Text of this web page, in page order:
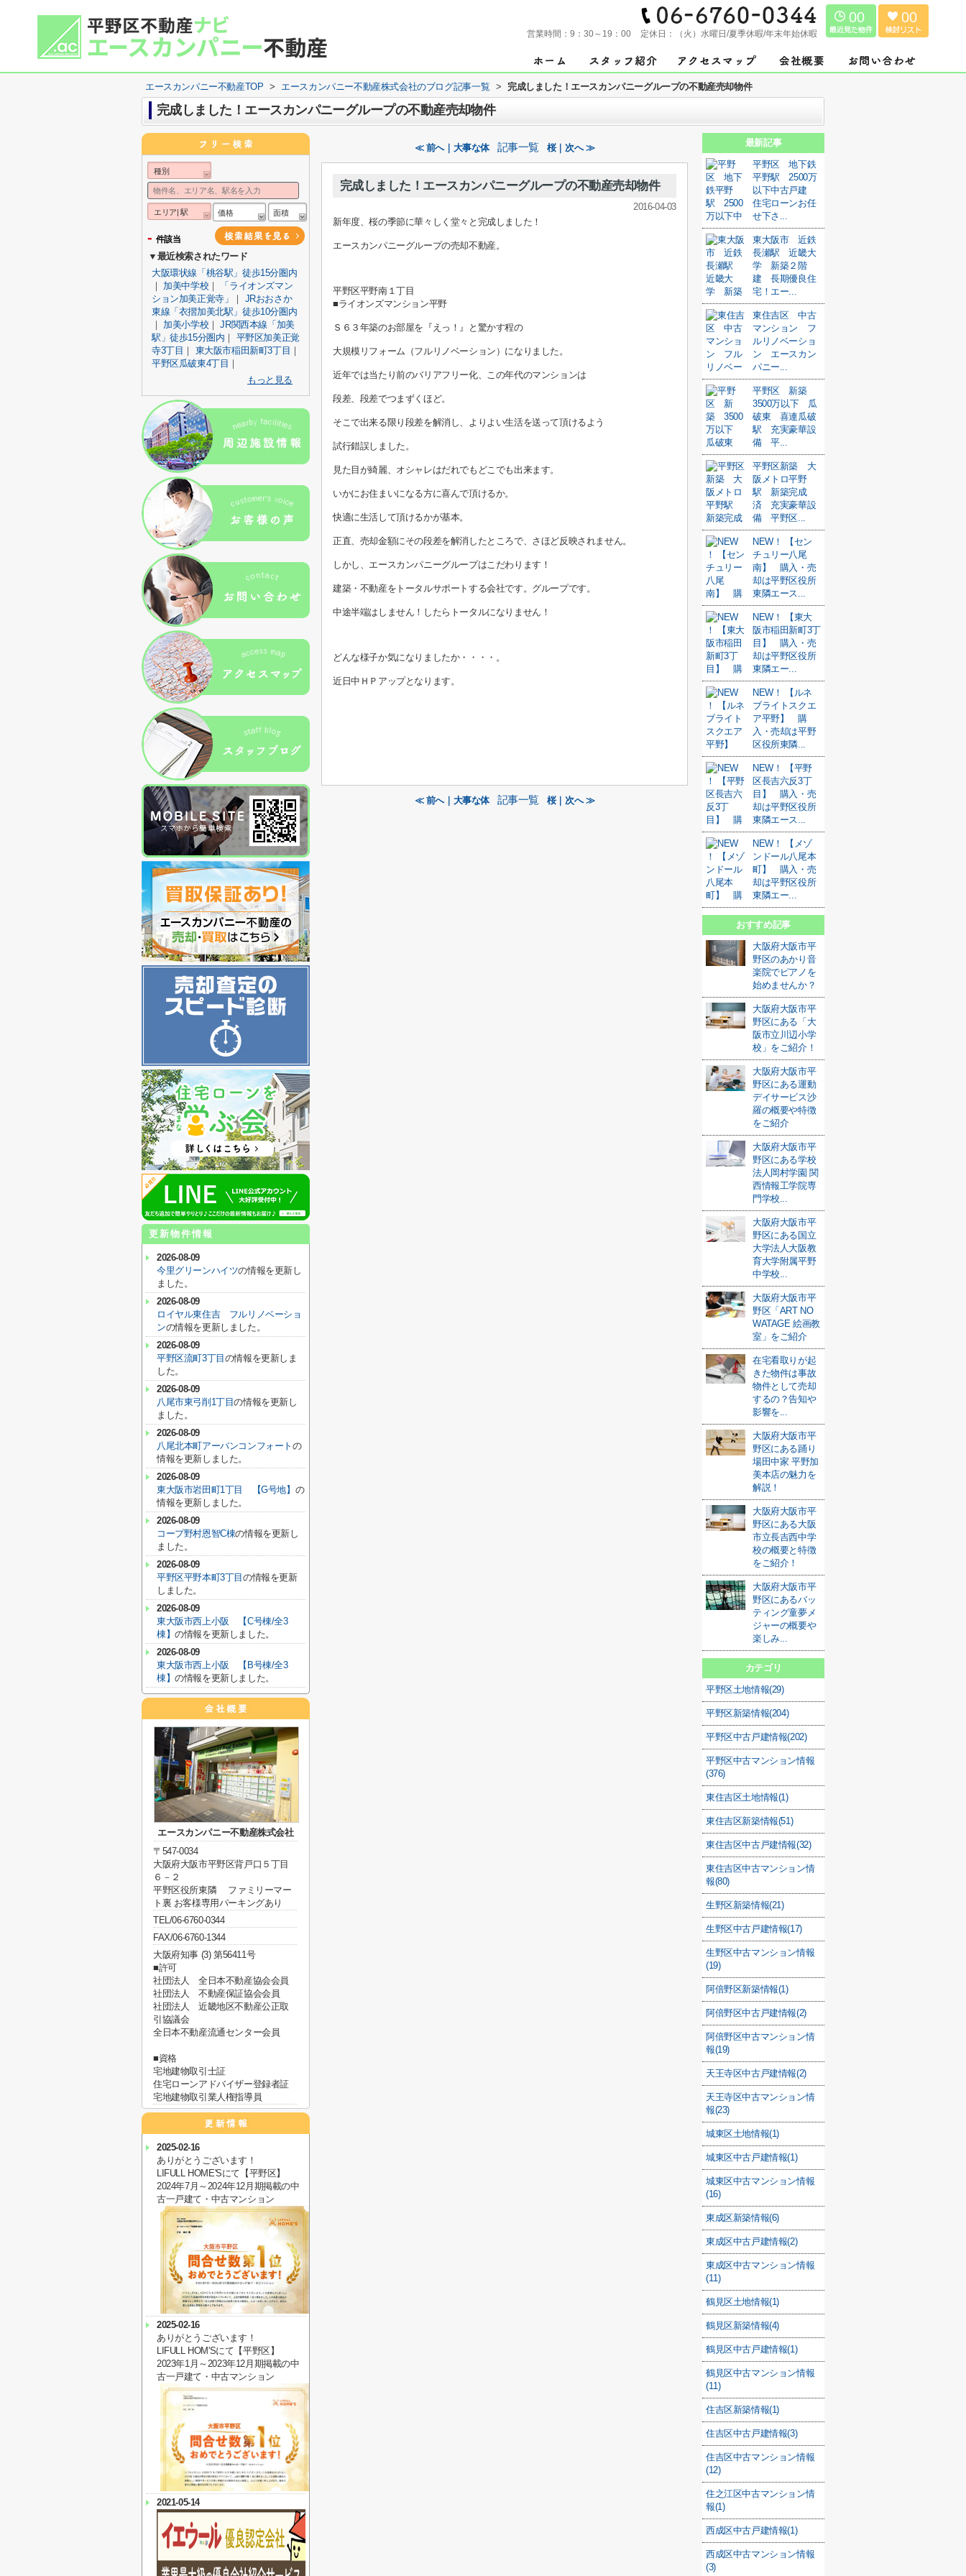
営業時間： 9：30～19：00 定休日： （火）水曜日/夏季休暇/年末年始休暇
00 00
エースカンパニー不動産TOP > エースカンパニー不動産株式会社のブログ記事一覧 > 完成しました！エースカンパニーグループの不動産売却物件
完成しました！エースカンパニーグループの不動産売却物件
≪ 前へ｜大事な体 記事一覧 桜｜次へ ≫
完成しました！エースカンパニーグループの不動産売却物件
2016-04-03
新年度、桜の季節に華々しく堂々と完成しました！
エースカンパニーグループの売却不動産。
平野区平野南１丁目
■ライオンズマンション平野
Ｓ６３年築のお部屋を『えっ！』と驚かす程の
大規模リフォーム（フルリノベーション）になりました。
近年では当たり前のバリアフリー化、この年代のマンションは
段差、段差でつまずくほど。
そこで出来る限り段差を解消し、よりよい生活を送って頂けるよう
試行錯誤しました。
見た目が綺麗、オシャレはだれでもどこでも出来ます。
いかにお住まいになる方に喜んで頂けるか。
快適に生活して頂けるかが基本。
正直、売却金額にその段差を解消したところで、さほど反映されません。
しかし、エースカンパニーグループはこだわります！
建築・不動産をトータルサポートする会社です。グループです。
中途半端はしません！したらトータルになりません！
どんな様子か気になりましたか・・・・。
近日中ＨＰアップとなります。
≪ 前へ｜大事な体 記事一覧 桜｜次へ ≫
最新記事
平野区 地下鉄
平野駅 2500万
以下中古戸建
住宅ローンお任
せ下さ...
東大阪市 近鉄
長瀬駅 近畿大
学 新築２階
建 長期優良住
宅！エー...
東住吉区 中古
マンション フ
ルリノベーショ
ン エースカン
パニー...
平野区 新築
3500万以下 瓜
破東 喜連瓜破
駅 充実豪華設
備 平...
平野区新築 大
阪メトロ平野
駅 新築完成
済 充実豪華設
備 平野区...
NEW！ 【セン
チュリー八尾
南】 購入・売
却は平野区役所
東隣エース...
NEW！ 【東大
阪市稲田新町3丁
目】 購入・売
却は平野区役所
東隣エー...
NEW！ 【ルネ
ブライトスクエ
ア平野】 購
入・売却は平野
区役所東隣...
NEW！ 【平野
区長吉六反3丁
目】 購入・売
却は平野区役所
東隣エース...
NEW！ 【メゾ
ンドール八尾本
町】 購入・売
却は平野区役所
東隣エー...
おすすめ記事
大阪府大阪市平
野区のあかり音
楽院でピアノを
始めませんか？
大阪府大阪市平
野区にある「大
阪市立川辺小学
校」をご紹介！
大阪府大阪市平
野区にある運動
デイサービス沙
羅の概要や特徴
をご紹介
大阪府大阪市平
野区にある学校
法人岡村学園 関
西情報工学院専
門学校...
大阪府大阪市平
野区にある国立
大学法人大阪教
育大学附属平野
中学校...
大阪府大阪市平
野区「ART NO
WATAGE 絵画教
室」をご紹介
在宅看取りが起
きた物件は事故
物件として売却
するの？告知や
影響を...
大阪府大阪市平
野区にある踊り
場田中家 平野加
美本店の魅力を
解説！
大阪府大阪市平
野区にある大阪
市立長吉西中学
校の概要と特徴
をご紹介！
大阪府大阪市平
野区にあるバッ
ティング童夢メ
ジャーの概要や
楽しみ...
カテゴリ
平野区土地情報(29)
平野区新築情報(204)
平野区中古戸建情報(202)
平野区中古マンション情報
(376)
東住吉区土地情報(1)
東住吉区新築情報(51)
東住吉区中古戸建情報(32)
東住吉区中古マンション情
報(80)
生野区新築情報(21)
生野区中古戸建情報(17)
生野区中古マンション情報
(19)
阿倍野区新築情報(1)
阿倍野区中古戸建情報(2)
阿倍野区中古マンション情
報(19)
天王寺区中古戸建情報(2)
天王寺区中古マンション情
報(23)
城東区土地情報(1)
城東区中古戸建情報(1)
城東区中古マンション情報
(16)
東成区新築情報(6)
東成区中古戸建情報(2)
東成区中古マンション情報
(11)
鶴見区土地情報(1)
鶴見区新築情報(4)
鶴見区中古戸建情報(1)
鶴見区中古マンション情報
(11)
住吉区新築情報(1)
住吉区中古戸建情報(3)
住吉区中古マンション情報
(12)
住之江区中古マンション情
報(1)
西成区中古戸建情報(1)
西成区中古マンション情報
(3)
種別
エリア| 駅 価格 面積
- 件該当
▼最近検索されたワード
大阪環状線「桃谷駅」徒歩15分圏内
｜ 加美中学校 ｜
「ライオンズマン
ション加美正覚寺」
｜ JRおおさか
東線「衣摺加美北駅」徒歩10分圏内
｜ 加美小学校 ｜JR関西本線「加美
駅」徒歩15分圏内 ｜ 平野区加美正覚
寺3丁目 ｜ 東大阪市稲田新町3丁目 ｜
平野区瓜破東4丁目 ｜
もっと見る
更新物件情報
2026-08-09
今里グリーンハイツの情報を更新し
ました。
2026-08-09
ロイヤル東住吉 フルリノベーショ
ンの情報を更新しました。
2026-08-09
平野区流町3丁目 の情報を更新しま
した。
2026-08-09
八尾市東弓削1丁目の情報を更新し
ました。
2026-08-09
八尾北本町アーバンコンフォートの
情報を更新しました。
2026-08-09
東大阪市岩田町1丁目 【G号地】 の
情報を更新しました。
2026-08-09
コープ野村恩智C棟の情報を更新し
ました。
2026-08-09
平野区平野本町3丁目の情報を更新
しました。
2026-08-09
東大阪市西上小阪 【C号棟/全3
棟】の情報を更新しました。
2026-08-09
東大阪市西上小阪 【B号棟/全3
棟】の情報を更新しました。
エースカンパニー不動産株式会社
〒547-0034
大阪府大阪市平野区背戸口５丁目
６－２
平野区役所東隣 ファミリーマー
ト裏 お客様専用パーキングあり
TEL/06-6760-0344
FAX/06-6760-1344
大阪府知事 (3) 第56411号
■許可
社団法人 全日本不動産協会会員
社団法人 不動産保証協会会員
社団法人 近畿地区不動産公正取
引協議会
全日本不動産流通センター会員
■資格
宅地建物取引士証
住宅ローンアドバイザー登録者証
宅地建物取引業人権指導員
2025-02-16
ありがとうございます！
LIFULL HOME'Sにて【平野区】
2024年7月～2024年12月期掲載の中
古一戸建て・中古マンション
2025-02-16
ありがとうございます！
LIFULL HOM'Sにて【平野区】
2023年1月～2023年12月期掲載の中
古一戸建て・中古マンション
2021-05-14